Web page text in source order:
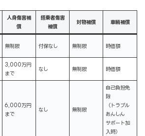
人身傷害補
償
搭乗者傷害
補償
対物補償 車輛補償
無制限 付保なし 無制限 時価額
3,000万円
まで
なし 無制限 時価額
6,000万円
まで
なし 無制限
自己負担免
除
（トラブル
あんしん
サポート加
入時）